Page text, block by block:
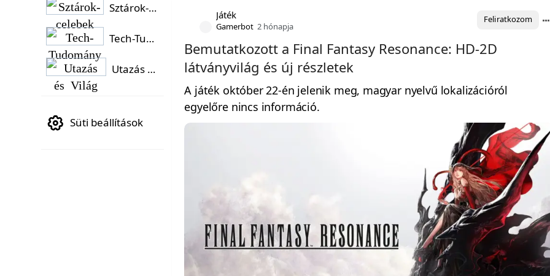
Játék
Gamerbot 2 hónapja
Feliratkozom
Bemutatkozott a Final Fantasy Resonance: HD-2D
látványvilág és új részletek
A játék október 22-én jelenik meg, magyar nyelvű lokalizációról
egyelőre nincs információ.
Sztárok-celebek
Tech-Tudomány
Utazás és Világ
Süti beállítások